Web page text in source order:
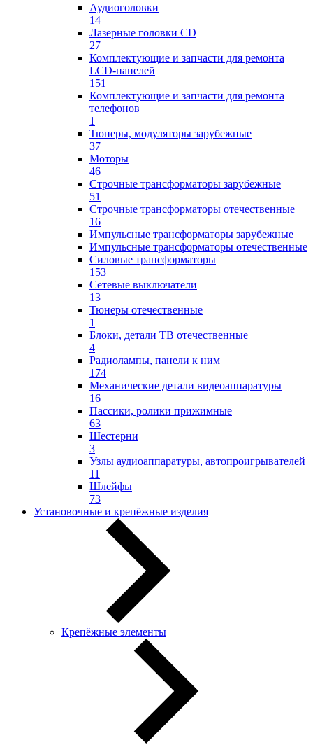
Аудиоголовки
14
Лазерные головки CD
27
Комплектующие и запчасти для ремонта
LCD-панелей
151
Комплектующие и запчасти для ремонта
телефонов
1
Тюнеры, модуляторы зарубежные
37
Моторы
46
Строчные трансформаторы зарубежные
51
Строчные трансформаторы отечественные
16
Импульсные трансформаторы зарубежные
Импульсные трансформаторы отечественные
Силовые трансформаторы
153
Сетевые выключатели
13
Тюнеры отечественные
1
Блоки, детали ТВ отечественные
4
Радиолампы, панели к ним
174
Механические детали видеоаппаратуры
16
Пассики, ролики прижимные
63
Шестерни
3
Узлы аудиоаппаратуры, автопроигрывателей
11
Шлейфы
73
Установочные и крепёжные изделия
Крепёжные элементы